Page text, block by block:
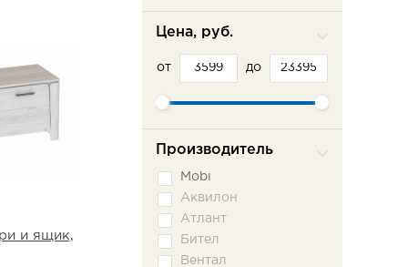
и ящик,
Цена, руб.
от до
Производитель
Mobi
Аквилон
Атлант
Бител
Вентал